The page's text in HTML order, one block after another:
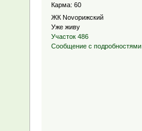
Карма: 60
ЖК Novoрижский
Уже живу
Участок 486
Сообщение с подробностями